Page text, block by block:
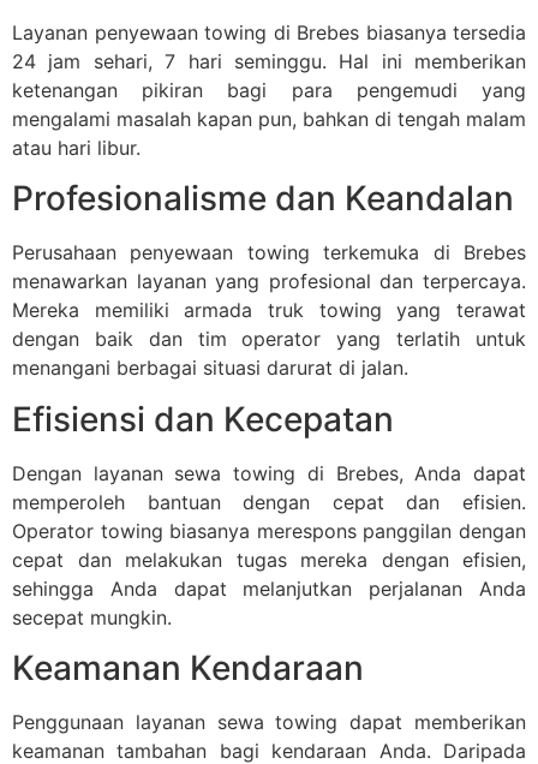
Layanan penyewaan towing di Brebes biasanya tersedia
24 jam sehari, 7 hari seminggu. Hal ini memberikan
ketenangan pikiran bagi para pengemudi yang
mengalami masalah kapan pun, bahkan di tengah malam
atau hari libur.
Profesionalisme dan Keandalan
Perusahaan penyewaan towing terkemuka di Brebes
menawarkan layanan yang profesional dan terpercaya.
Mereka memiliki armada truk towing yang terawat
dengan baik dan tim operator yang terlatih untuk
menangani berbagai situasi darurat di jalan.
Efisiensi dan Kecepatan
Dengan layanan sewa towing di Brebes, Anda dapat
memperoleh bantuan dengan cepat dan efisien.
Operator towing biasanya merespons panggilan dengan
cepat dan melakukan tugas mereka dengan efisien,
sehingga Anda dapat melanjutkan perjalanan Anda
secepat mungkin.
Keamanan Kendaraan
Penggunaan layanan sewa towing dapat memberikan
keamanan tambahan bagi kendaraan Anda. Daripada